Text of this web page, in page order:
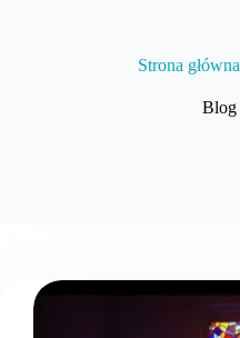
Strona główna
Blog